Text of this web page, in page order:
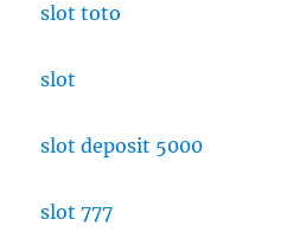
slot toto
slot
slot deposit 5000
slot 777